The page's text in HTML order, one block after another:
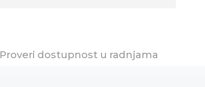
Proveri dostupnost u radnjama